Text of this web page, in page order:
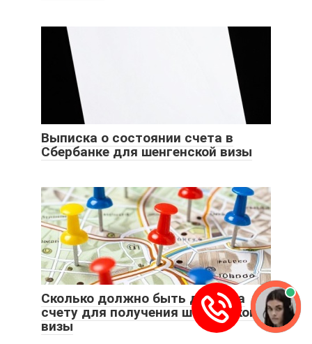
Выписка о состоянии счета в
Сбербанке для шенгенской визы
Cколько должно быть денег на
счету для получения шенгенской
визы